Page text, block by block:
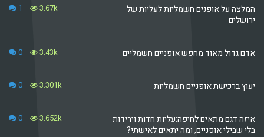
המלצה על אופנים חשמליות לעליות של
ירושלים
3.67k
1
אדם גדול מאוד מחפש אופניים חשמליים 3.43k
0
יעוץ ברכישת אופניים חשמליות 3.301k
0
איזה דגם מתאים לחיפה:עליות חדות וירידות
בלי שבילי אופניים, ומה יתאים לאישתי?
3.652k
0